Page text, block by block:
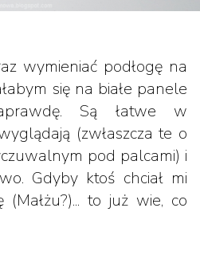
wymieniać podłogę na
się na białe panele
Są łatwe w
(zwłaszcza te o
pod palcami) i
Gdyby ktoś chciał mi
(Małżu?)... to już wie, co